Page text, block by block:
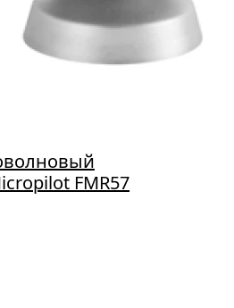
FMR57